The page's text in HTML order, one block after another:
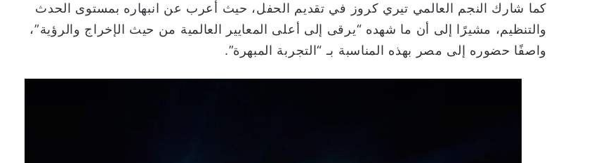
كما شارك النجم العالمي تيري كروز في تقديم الحفل، حيث أعرب عن انبهاره بمستوى الحدث
والتنظيم، مشيرًا إلى أن ما شهده “يرقى إلى أعلى المعايير العالمية من حيث الإخراج والرؤية”،
واصفًا حضوره إلى مصر بهذه المناسبة بـ “التجربة المبهرة”.